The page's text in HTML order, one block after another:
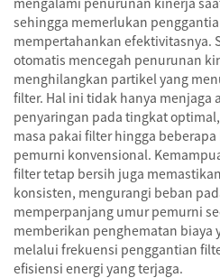
sehingga memerlukan
mempertahankan efektivitasnya.
otomatis mencegah penurunan
menghilangkan partikel yang
filter. Hal ini tidak hanya menjaga
penyaringan pada tingkat
masa pakai filter hingga
pemurni konvensional.
filter tetap bersih juga
konsisten, mengurangi beban
memperpanjang umur pemurni
memberikan penghematan biaya
melalui frekuensi penggantian
efisiensi energi yang terjaga.